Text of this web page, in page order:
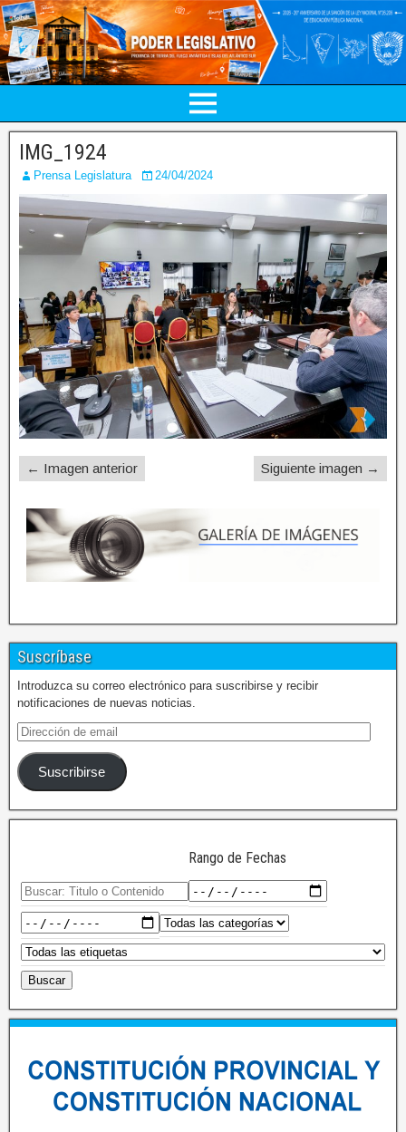
IMG_1924
Prensa Legislatura 24/04/2024
← Imagen anterior Siguiente imagen →
Suscríbase
Introduzca su correo electrónico para suscribirse y recibir
notificaciones de nuevas noticias.
Suscribirse
Rango de Fechas